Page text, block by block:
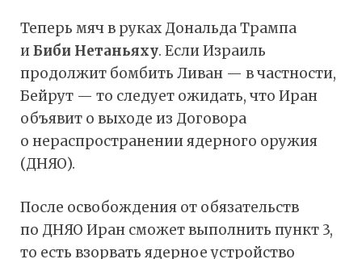
Теперь мяч в руках Дональда Трампа
иБиби Нетаньяху. Если Израиль
продолжит бомбить Ливан — в частности,
Бейрут — то следует ожидать, что Иран
объявит о выходе из Договора
о нераспространении ядерного оружия
(ДНЯО).
После освобождения от обязательств
по ДНЯО Иран сможет выполнить пункт 3,
то есть взорвать ядерное устройство